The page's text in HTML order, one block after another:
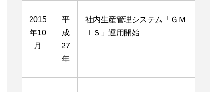
2015
年10
月
平
成
27
年
社内生産管理システム「ＧＭ
ＩＳ」運用開始